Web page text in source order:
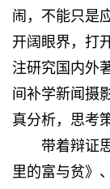
闹，不能只是
开阔眼界，打
注研究国内外
间补学新闻摄
真分析，思考
带着辩证
里的富与贫》